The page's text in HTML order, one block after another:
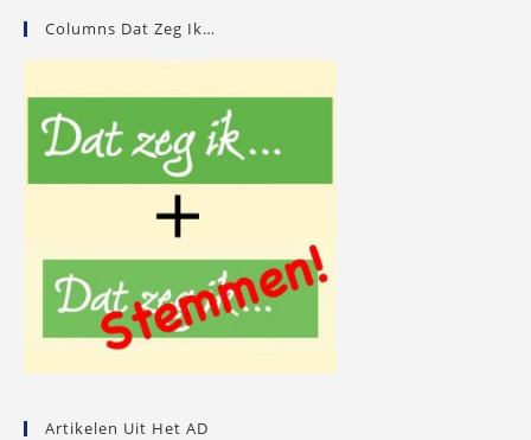
Columns Dat Zeg Ik…
Artikelen Uit Het AD